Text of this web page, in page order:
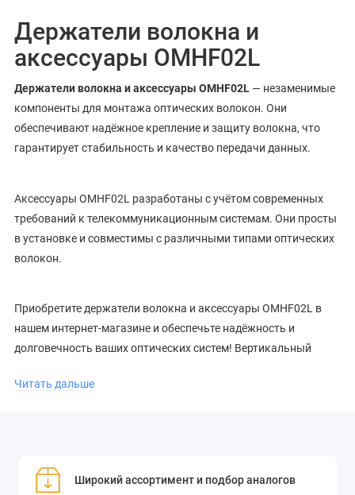
Держатели волокна и
аксессуары OMHF02L
Держатели волокна и аксессуары OMHF02L — незаменимые
компоненты для монтажа оптических волокон. Они
обеспечивают надёжное крепление и защиту волокна, что
гарантирует стабильность и качество передачи данных.
Аксессуары OMHF02L разработаны с учётом современных
требований к телекоммуникационным системам. Они просты
в установке и совместимы с различными типами оптических
волокон.
Приобретите держатели волокна и аксессуары OMHF02L в
нашем интернет-магазине и обеспечьте надёжность и
долговечность ваших оптических систем! Вертикальный
алюминиевого сплава 6061 T4, предназначен для углового и
позиционирования серий HFA/HFS. Фиксация волокна в
держателе осуществляется с помощью магнитного зажима с
Читать дальше
Широкий ассортимент и подбор аналогов